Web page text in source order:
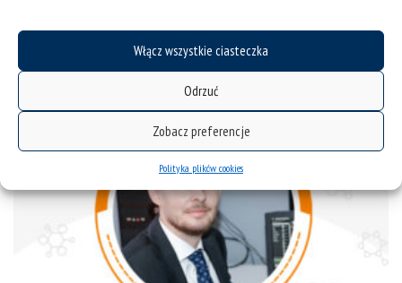
Włącz wszystkie ciasteczka
Odrzuć
Zobacz preferencje
Polityka plików cookies
kategorie:kartka z kalendarza
wiadomości
informatyka unplugged